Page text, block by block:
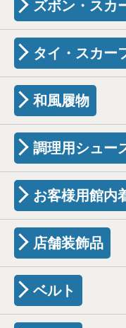
ズボン・スカ
タイ・スカー
和風履物
調理用シュー
お客様用館内
店舗装飾品
ベルト